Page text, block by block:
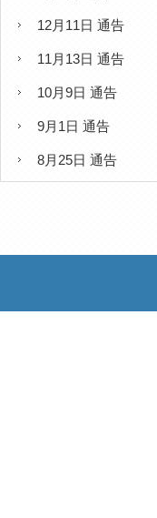
12月11日 通告
11月13日 通告
10月9日 通告
9月1日 通告
8月25日 通告